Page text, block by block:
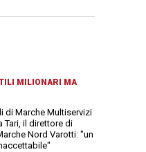
MILIONARI MA
di Marche Multiservizi
Tari, il direttore di
Nord Varotti: "un